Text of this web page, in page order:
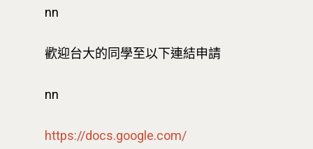
nn
歡迎台大的同學至以下連結申請
nn
https://docs.google.com/